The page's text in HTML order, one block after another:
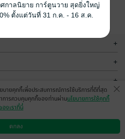
+
+
+
วิธีการใช้งาน ติดต่อเรา
บายคุกกี้เพื่อประสบการณ์การใช้บริการที่ดีที่สุด
การควบคุมคุกกี้ของท่านผ่านนโยบายการใช้คุกกี้
ของเราที่นี่
ตกลง
ศกาลนิยาย การ์ตูนวาย สุดยิ่งใหญ่
ตั้งแต่วันที่ 31 ก.ค. - 16 ส.ค.